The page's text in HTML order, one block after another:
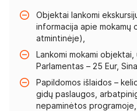
Objektai lankomi
informacija apie mokamų
atmintinėje),
Lankomi mokami
Parlamentas – 25 Eur,
Papildomos išlaidos –
gidų paslaugos,
nepaminėtos